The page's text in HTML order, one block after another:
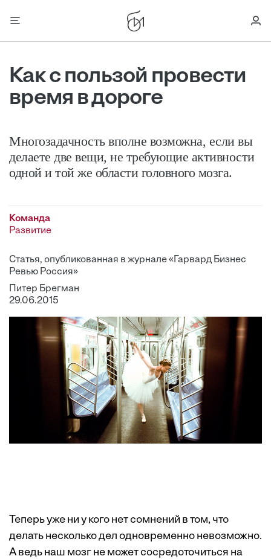
Как с пользой провести
время в дороге
Многозадачность вполне возможна, если вы
делаете две вещи, не требующие активности
одной и той же области головного мозга.
Команда
Развитие
Статья, опубликованная в журнале «Гарвард Бизнес
Ревью Россия»
Питер Брегман
29.06.2015
Теперь уже ни у кого нет сомнений в том, что
делать несколько дел одновременно невозможно.
А ведь наш мозг не может сосредоточиться на